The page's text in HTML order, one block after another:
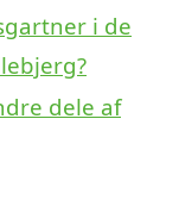
i de
dele af